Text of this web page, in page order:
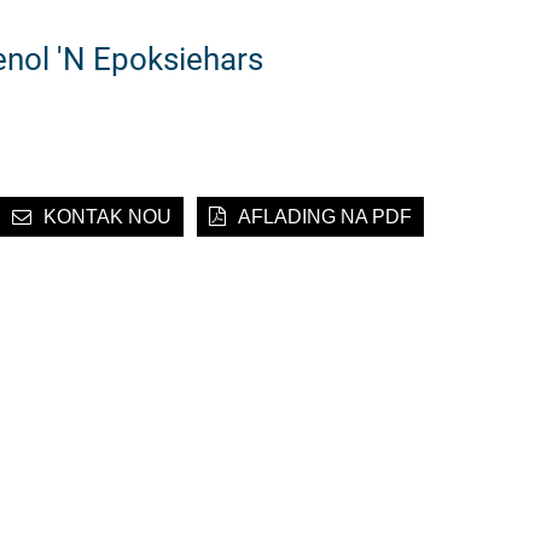
'n Epoksiehars
KONTAK NOU AFLADING NA PDF